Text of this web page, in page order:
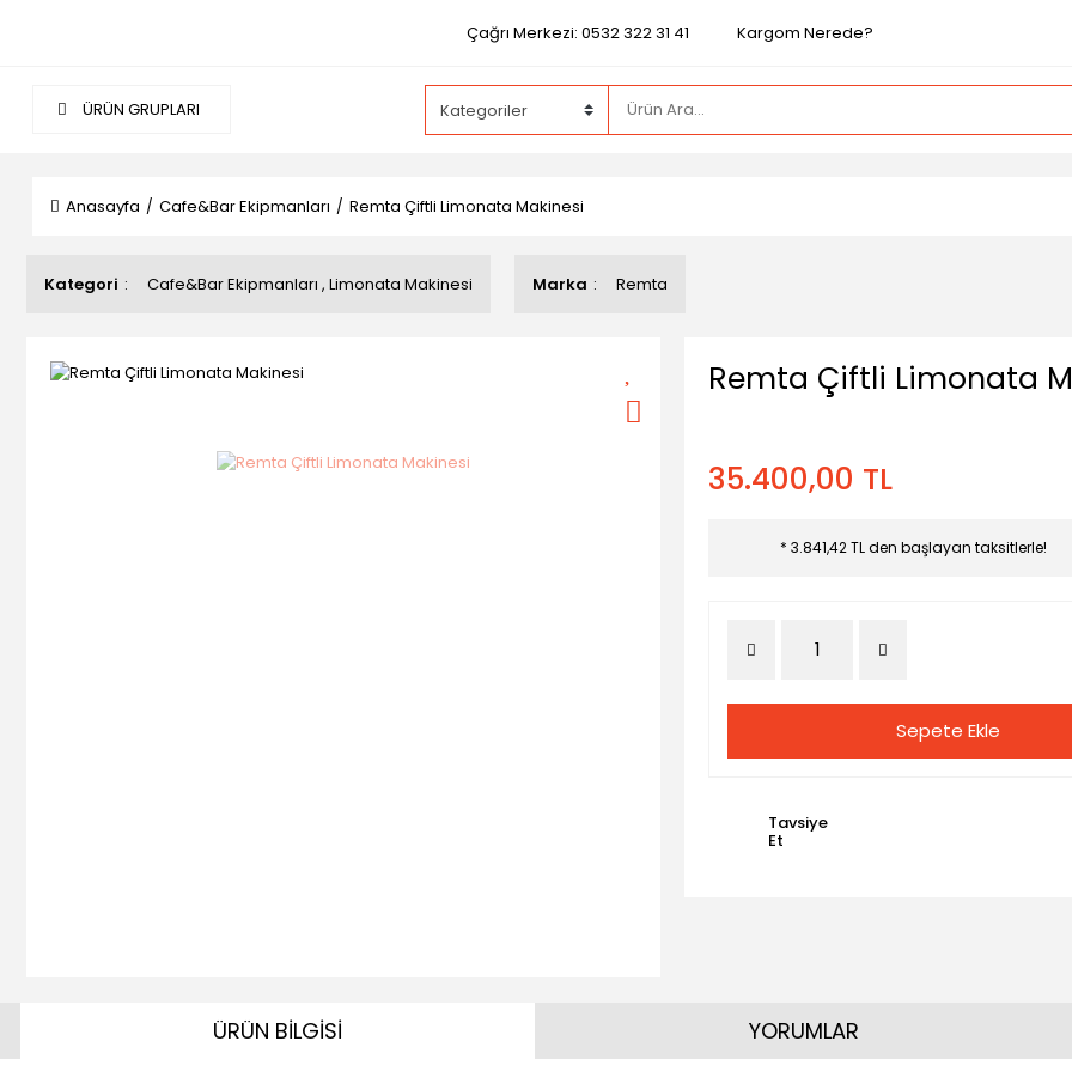
Çağrı Merkezi: 0532 322 31 41 Kargom Nerede?
ÜRÜN GRUPLARI
Anasayfa Cafe&Bar Ekipmanları Remta Çiftli Limonata Makinesi
Kategori Cafe&Bar Ekipmanları , Limonata Makinesi Marka Remta
Remta Çiftli Limonata
35.400,00 TL
* 3.841,42 TL den başlayan taksitlerle!
Sepete Ekle
Tavsiye
Et
ÜRÜN BİLGİSİ YORUMLAR